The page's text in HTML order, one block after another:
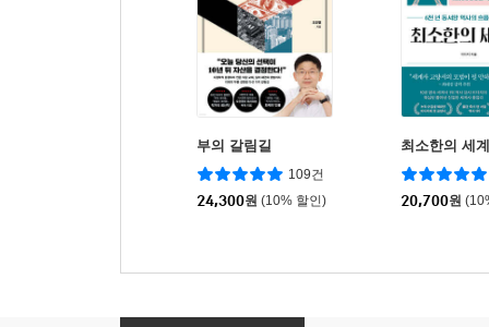
부의 갈림길
109건
24,300원 (10% 할인)
최소한의 세
20,700원